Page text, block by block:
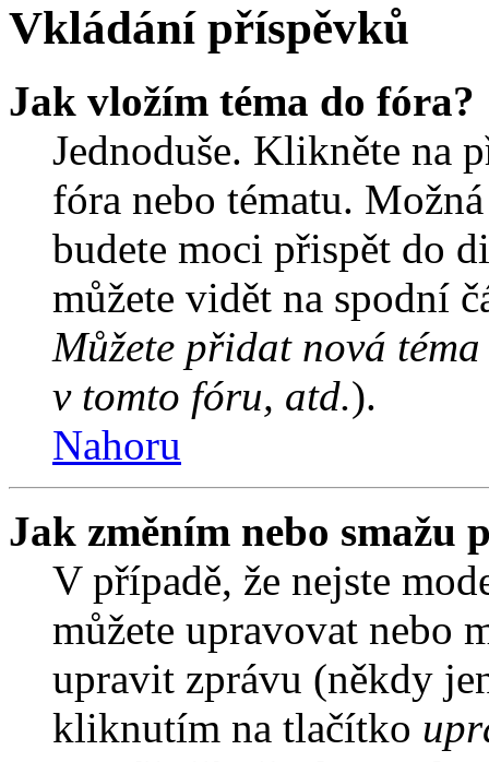
Vkládání příspěvků
Jak vložím téma do fóra?
Jednoduše. Klikněte na
fóra nebo tématu.
budete moci přispět do
můžete vidět na spodní
Můžete přidat nová
v tomto fóru, atd.).
Nahoru
Jak změním nebo smažu
V případě, že nejste
můžete upravovat nebo
upravit zprávu (někdy
kliknutím na tlačítko